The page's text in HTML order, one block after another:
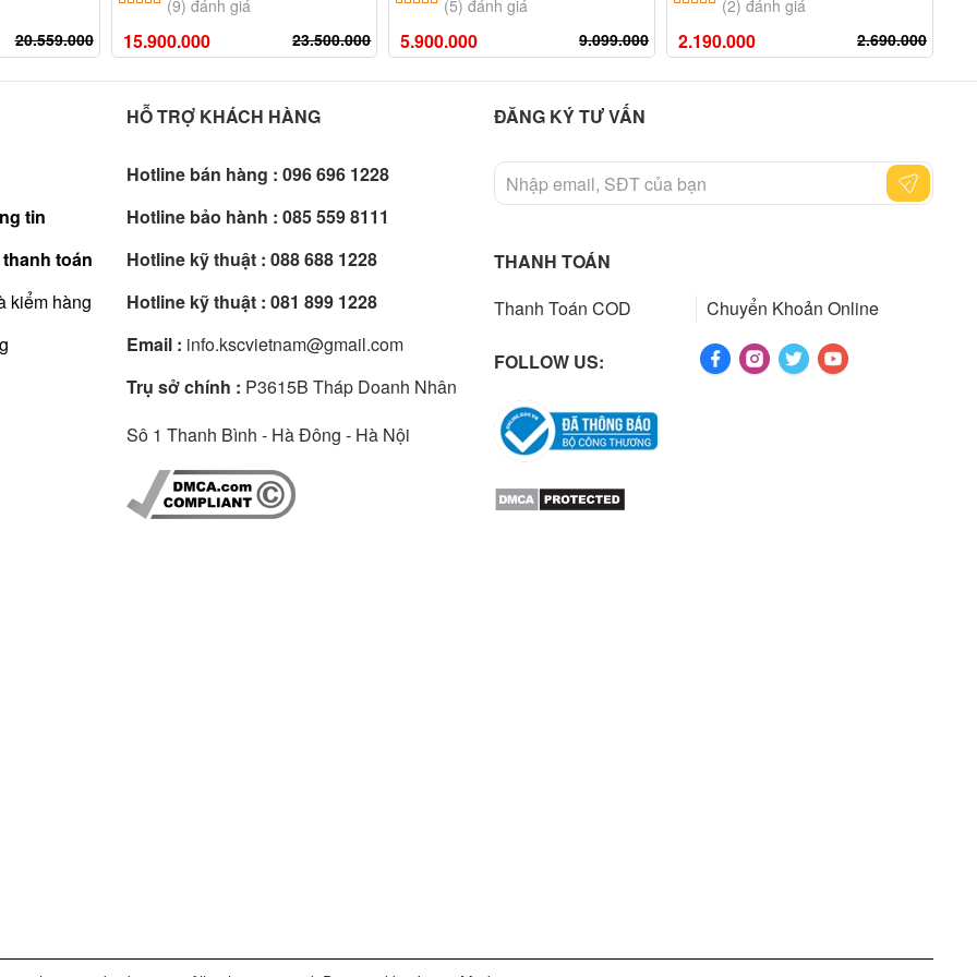
20.559.000
(9) đánh giá
15.900.000 23.500.000
(5) đánh giá
5.900.000 9.099.000
(2) đánh giá
2.190.000 2.690.000
tin
toán
kiểm hàng
HỖ TRỢ KHÁCH HÀNG
Hotline bán hàng : 096 696 1228
Hotline bảo hành : 085 559 8111
Hotline kỹ thuật : 088 688 1228
Hotline kỹ thuật : 081 899 1228
Email : info.kscvietnam@gmail.com
Trụ sở chính : P3615B Tháp Doanh Nhân
Sô 1 Thanh Bình - Hà Đông - Hà Nội
ĐĂNG KÝ TƯ VẤN
THANH TOÁN
Thanh Toán COD
Chuyển Khoản Online
FOLLOW US: